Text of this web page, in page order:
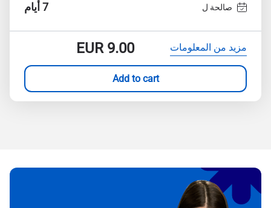
صالحة ل 7 أيام
مزيد من المعلومات EUR9.00
Add to cart